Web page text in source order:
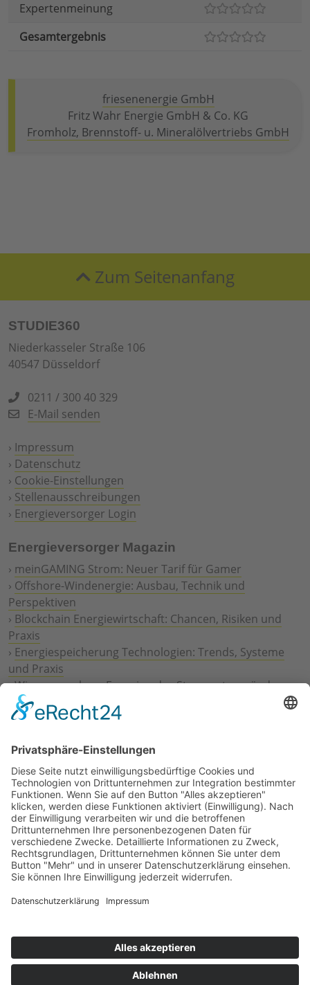
Expertenmeinung
Gesamtergebnis
friesenenergie GmbH
Fritz Wahr Energie GmbH & Co. KG
Fromholz, Brennstoff- u. Mineralölvertriebs GmbH
Zum Seitenanfang
STUDIE360
Niederkasseler Straße 106
40547 Düsseldorf
0211 / 300 40 329
E-Mail senden
› Impressum
› Datenschutz
› Cookie-Einstellungen
› Stellenausschreibungen
› Energieversorger Login
Energieversorger Magazin
› meinGAMING Strom: Neuer Tarif für Gamer
› Offshore-Windenergie: Ausbau, Technik und
Perspektiven
› Blockchain Energiewirtschaft: Chancen, Risiken und
Praxis
› Energiespeicherung Technologien: Trends, Systeme
und Praxis
›Wie erneuerbare Energien das Stromnetz verändern
Digitalisierung Energiewirtschaft: Effizienz, Netze und
Prozesse
Geschäftsmodelle
›Vorstandswechsel Westenergie: Böddeling übernimmt
befristet
›Wasserstoff-Hochlauf: Dialog, Infrastruktur und
konkrete Schritte
›Solaranlage Regenbogenfarben: FC St. Pauli und
LichtBlick installieren erste weltweite Anlage
Jetzt an der STUDIE360 teilnehmen
Wir möchten Transparenz mit einheitlichen Kriterien
kostenlose Teilnahme wichtig. Die Ergebnisse werden
umgehend nach Teilnahme und Auswertung auf
unserer Webseite zur Verfügung gestellt.